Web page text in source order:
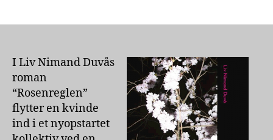
Duvå
I Liv Nimand Duvås
roman
“Rosenreglen”
flytter en kvinde
ind i et nyopstartet